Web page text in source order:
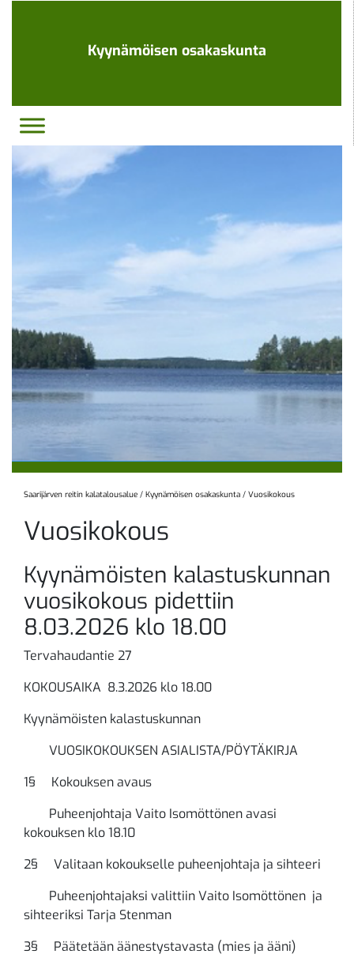
Kyynämöisen osakaskunta
Saarijärven reitin kalatalousalue / Kyynämöisen osakaskunta / Vuosikokous
Vuosikokous
Kyynämöisten kalastuskunnan
vuosikokous pidettiin
8.03.2026 klo 18.00
Tervahaudantie 27
KOKOUSAIKA 8.3.2026 klo 18.00
Kyynämöisten kalastuskunnan
VUOSIKOKOUKSEN ASIALISTA/PÖYTÄKIRJA
1§ Kokouksen avaus
Puheenjohtaja Vaito Isomöttönen avasi
kokouksen klo 18.10
2§ Valitaan kokoukselle puheenjohtaja ja sihteeri
Puheenjohtajaksi valittiin Vaito Isomöttönen ja
sihteeriksi Tarja Stenman
3§ Päätetään äänestystavasta (mies ja ääni)